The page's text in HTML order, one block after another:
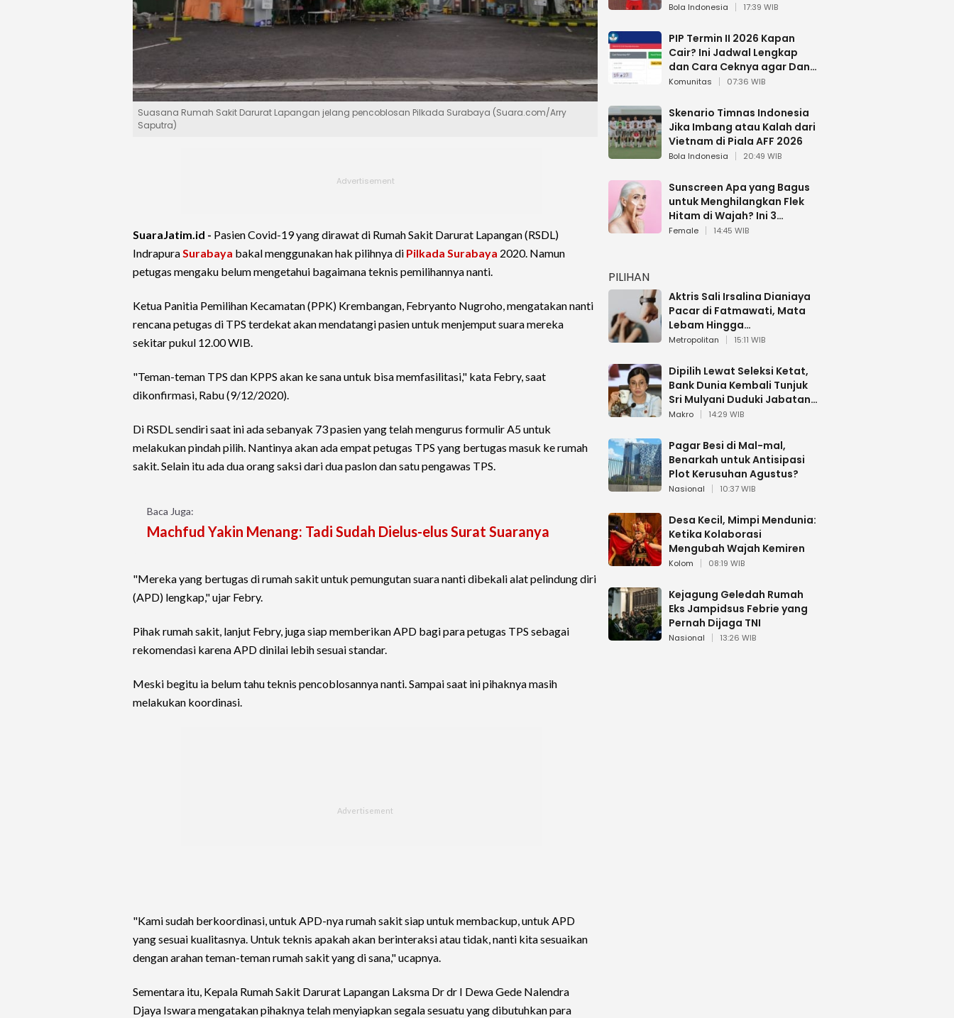
Suasana Rumah Sakit Darurat Lapangan jelang pencoblosan Pilkada Surabaya (Suara.com/Arry
Saputra)
SuaraJatim.id - Pasien Covid-19 yang dirawat di Rumah Sakit Darurat Lapangan (RSDL)
IndrapuraSurabaya bakal menggunakan hak pilihnya di Pilkada Surabaya 2020. Namun
petugas mengaku belum mengetahui bagaimana teknis pemilihannya nanti.
Ketua Panitia Pemilihan Kecamatan (PPK) Krembangan, Febryanto Nugroho, mengatakan nanti
rencana petugas di TPS terdekat akan mendatangi pasien untuk menjemput suara mereka
sekitar pukul 12.00 WIB.
"Teman-teman TPS dan KPPS akan ke sana untuk bisa memfasilitasi," kata Febry, saat
dikonfirmasi, Rabu (9/12/2020).
Di RSDL sendiri saat ini ada sebanyak 73 pasien yang telah mengurus formulir A5 untuk
melakukan pindah pilih. Nantinya akan ada empat petugas TPS yang bertugas masuk ke rumah
sakit. Selain itu ada dua orang saksi dari dua paslon dan satu pengawas TPS.
Baca Juga:
Machfud Yakin Menang: Tadi Sudah Dielus-elus Surat Suaranya
"Mereka yang bertugas di rumah sakit untuk pemungutan suara nanti dibekali alat pelindung diri
(APD) lengkap," ujar Febry.
Pihak rumah sakit, lanjut Febry, juga siap memberikan APD bagi para petugas TPS sebagai
rekomendasi karena APD dinilai lebih sesuai standar.
Meski begitu ia belum tahu teknis pencoblosannya nanti. Sampai saat ini pihaknya masih
melakukan koordinasi.
"Kami sudah berkoordinasi, untuk APD-nya rumah sakit siap untuk membackup, untuk APD
yang sesuai kualitasnya. Untuk teknis apakah akan berinteraksi atau tidak, nanti kita sesuaikan
dengan arahan teman-teman rumah sakit yang di sana," ucapnya.
Sementara itu, Kepala Rumah Sakit Darurat Lapangan Laksma Dr dr I Dewa Gede Nalendra
Djaya Iswara mengatakan pihaknya telah menyiapkan segala sesuatu yang dibutuhkan para
Bola Indonesia 17:39 WIB
PIP Termin II 2026 Kapan
Cair? Ini Jadwal Lengkap
dan Cara Ceknya agar Dana
Tidak Hangus!
Komunitas 07:36 WIB
Skenario Timnas Indonesia
Jika Imbang atau Kalah dari
Vietnam di Piala AFF 2026
Bola Indonesia 20:49 WIB
Sunscreen Apa yang Bagus
untuk Menghilangkan Flek
Hitam di Wajah? Ini 3
Rekomendasi sesuai Review
Female 14:45 WIB
PILIHAN
Aktris Sali Irsalina Dianiaya
Pacar di Fatmawati, Mata
Lebam Hingga
Diselamatkan Polantas
Metropolitan 15:11 WIB
Dipilih Lewat Seleksi Ketat,
Bank Dunia Kembali Tunjuk
Sri Mulyani Duduki Jabatan
Strategis
Makro 14:29 WIB
Pagar Besi di Mal-mal,
Benarkah untuk Antisipasi
Plot Kerusuhan Agustus?
Nasional 10:37 WIB
Desa Kecil, Mimpi Mendunia:
Ketika Kolaborasi
Mengubah Wajah Kemiren
Kolom 08:19 WIB
Kejagung Geledah Rumah
Eks Jampidsus Febrie yang
Pernah Dijaga TNI
Nasional 13:26 WIB